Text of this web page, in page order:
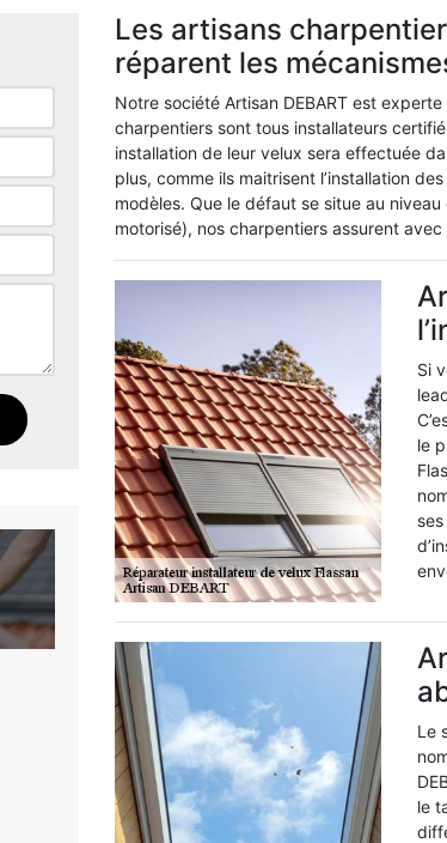
Les artisans
réparent les
Notre société Artisan DEBART est
charpentiers sont tous installateurs
installation de leur velux sera effectuée
plus, comme ils maitrisent l’installation
modèles. Que le défaut se situe au
motorisé), nos charpentiers assurent
Si
le
Le
le